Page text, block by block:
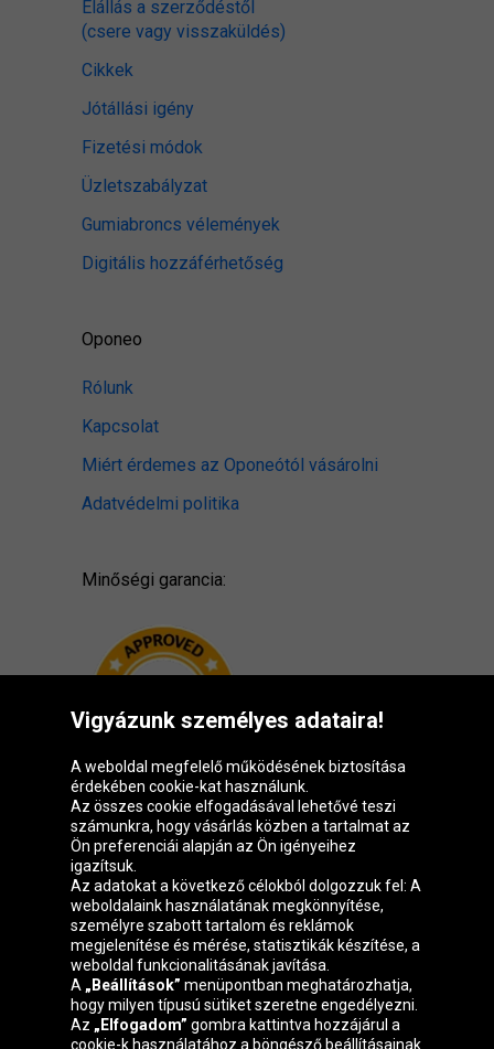
Elállás a szerződéstől
(csere vagy visszaküldés)
Cikkek
Jótállási igény
Fizetési módok
Üzletszabályzat
Gumiabroncs vélemények
Digitális hozzáférhetőség
Oponeo
Rólunk
Kapcsolat
Miért érdemes az Oponeótól vásárolni
Adatvédelmi politika
Minőségi garancia:
Oponeo csoport
Belgique
Česká
republika
Deutschland
Vigyázunk személyes adataira!
A weboldal megfelelő működésének biztosítása
érdekében cookie-kat használunk.
Az összes cookie elfogadásával lehetővé teszi
számunkra, hogy vásárlás közben a tartalmat az
Ön preferenciái alapján az Ön igényeihez
igazítsuk.
Az adatokat a következő célokból dolgozzuk fel: A
weboldalaink használatának megkönnyítése,
személyre szabott tartalom és reklámok
megjelenítése és mérése, statisztikák készítése, a
weboldal funkcionalitásának javítása.
A „Beállítások” menüpontban meghatározhatja,
hogy milyen típusú sütiket szeretne engedélyezni.
Az „Elfogadom” gombra kattintva hozzájárul a
cookie-k használatához a böngésző beállításainak